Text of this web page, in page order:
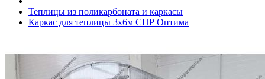
Теплицы из поликарбоната и каркасы
Каркас для теплицы 3х6м СПР Оптима